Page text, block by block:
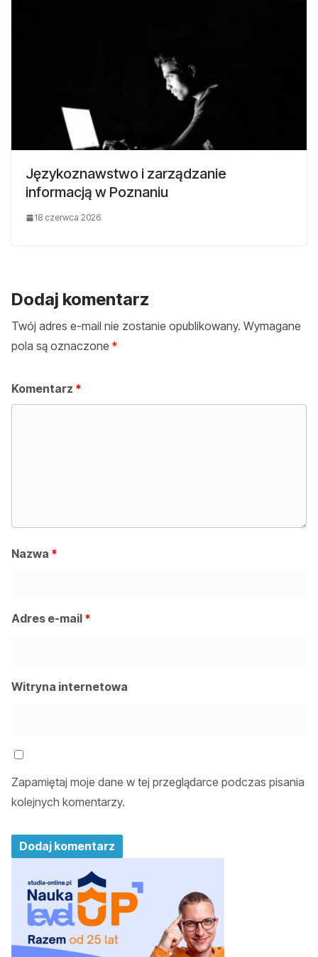
Językoznawstwo i zarządzanie
informacją w Poznaniu
18 czerwca 2026
Dodaj komentarz
Twój adres e-mail nie zostanie opublikowany. Wymagane
pola są oznaczone *
Komentarz *
Nazwa *
Adres e-mail *
Witryna internetowa
Zapamiętaj moje dane w tej przeglądarce podczas pisania
kolejnych komentarzy.